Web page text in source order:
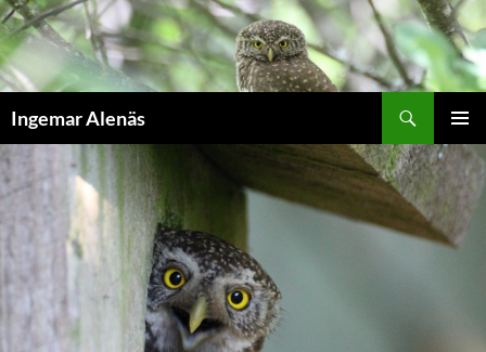
Hoppa
till
innehåll
Ingemar Alenäs
PRIMÄR
MENY